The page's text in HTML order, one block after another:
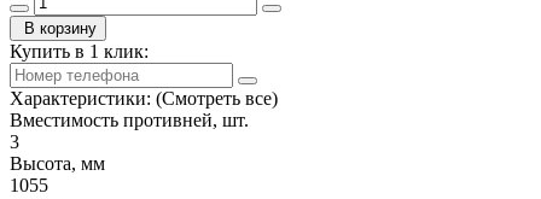
В корзину
Купить в 1 клик:
Характеристики: (Смотреть все)
Вместимость противней, шт.
3
Высота, мм
1055